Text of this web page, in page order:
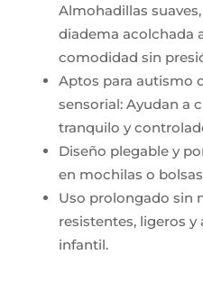
Almohadillas
diadema acolchada
comodidad sin
Aptos para autismo
sensorial: Ayudan a
tranquilo y
Diseño plegable y
en mochilas o
Uso prolongado sin
resistentes, ligeros
infantil.